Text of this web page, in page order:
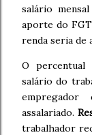
salário
aporte do
renda seria de
O percentual
salário do
empregador
assalariado.
trabalhador